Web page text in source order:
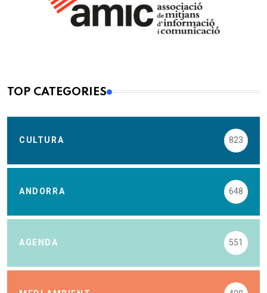
TOP CATEGORIES
CULTURA 823
ANDORRA 648
AGENDA 551